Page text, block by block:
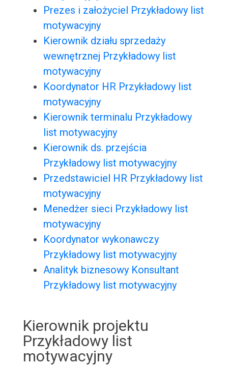
Prezes i założyciel Przykładowy list
motywacyjny
Kierownik działu sprzedaży
wewnętrznej Przykładowy list
motywacyjny
Koordynator HR Przykładowy list
motywacyjny
Kierownik terminalu Przykładowy
list motywacyjny
Kierownik ds. przejścia
Przykładowy list motywacyjny
Przedstawiciel HR Przykładowy list
motywacyjny
Menedżer sieci Przykładowy list
motywacyjny
Koordynator wykonawczy
Przykładowy list motywacyjny
Analityk biznesowy Konsultant
Przykładowy list motywacyjny
Kierownik projektu
Przykładowy list
motywacyjny